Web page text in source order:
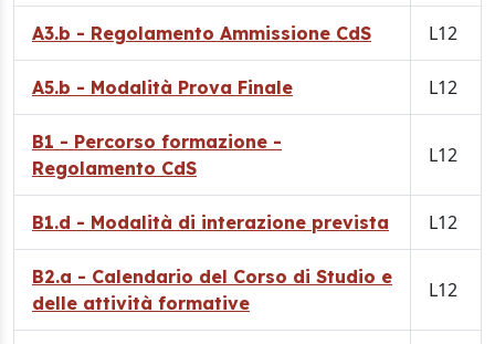
A3.b - Regolamento Ammissione CdS L12
A5.b - Modalità Prova Finale L12
B1 - Percorso formazione -
Regolamento CdS
L12
B1.d - Modalità di interazione prevista L12
B2.a - Calendario del Corso di Studio e
delle attività formative
L12